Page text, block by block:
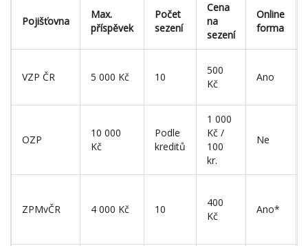
Pojišťovna
Max.
příspěvek
Počet
sezení
Cena
na
sezení
Online
forma
VZP ČR 5 000 Kč 10
500
Kč
Ano
OZP
10 000
Kč
Podle
kreditů
1 000
Kč /
100
kr.
Ne
ZPMvČR 4 000 Kč 10
400
Kč
Ano*